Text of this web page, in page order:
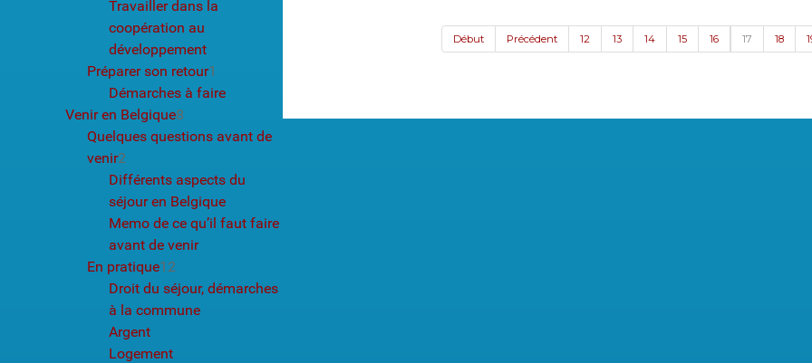
Travailler dans la
coopération au
développement
Préparer son retour1
Démarches à faire
Venir en Belgique8
Quelques questions avant de
venir2
Différents aspects du
séjour en Belgique
Memo de ce qu’il faut faire
avant de venir
En pratique12
Droit du séjour, démarches
à la commune
Argent
Logement
Début Précédent 12 13 14 15 16 17 18